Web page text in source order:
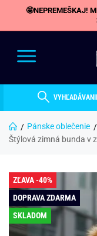
🤩NEPREMEŠKAJ!
Pánske oblečenie
Štýlová zimná bunda v
ZĽAVA -40%
DOPRAVA ZDARMA
SKLADOM